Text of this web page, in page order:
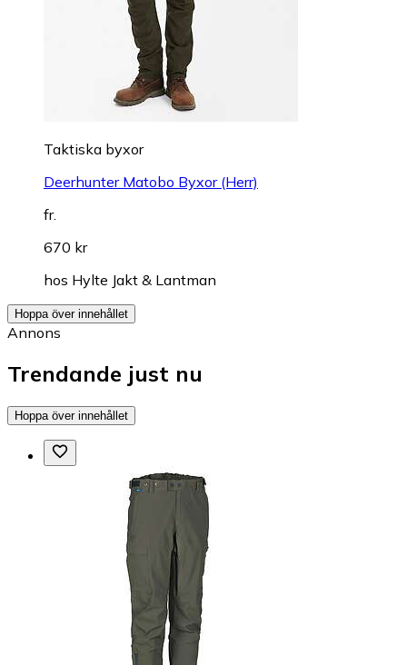
Taktiska byxor
Deerhunter Matobo Byxor (Herr)
fr.
670 kr
hos Hylte Jakt & Lantman
Hoppa över innehållet
Annons
Trendande just nu
Hoppa över innehållet